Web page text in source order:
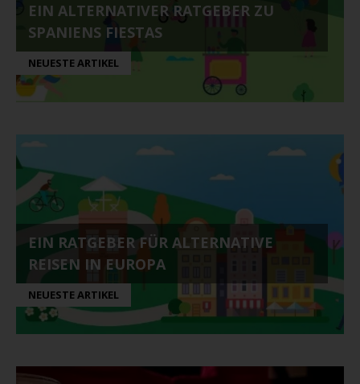
EIN ALTERNATIVER RATGEBER ZU
SPANIENS FIESTAS
NEUESTE ARTIKEL
EIN RATGEBER FÜR ALTERNATIVE
REISEN IN EUROPA
NEUESTE ARTIKEL